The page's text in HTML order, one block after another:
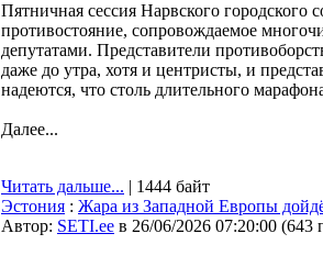
Пятничная сессия Нарвского городского
противостояние, сопровождаемое
депутатами. Представители
даже до утра, хотя и центристы, и
надеются, что столь длительного
Далее...
Читать дальше... | 1444 байт
Эстония : Жара из Западной Европы
Автор: SETI.ee в 26/06/2026 07:20:00 (643